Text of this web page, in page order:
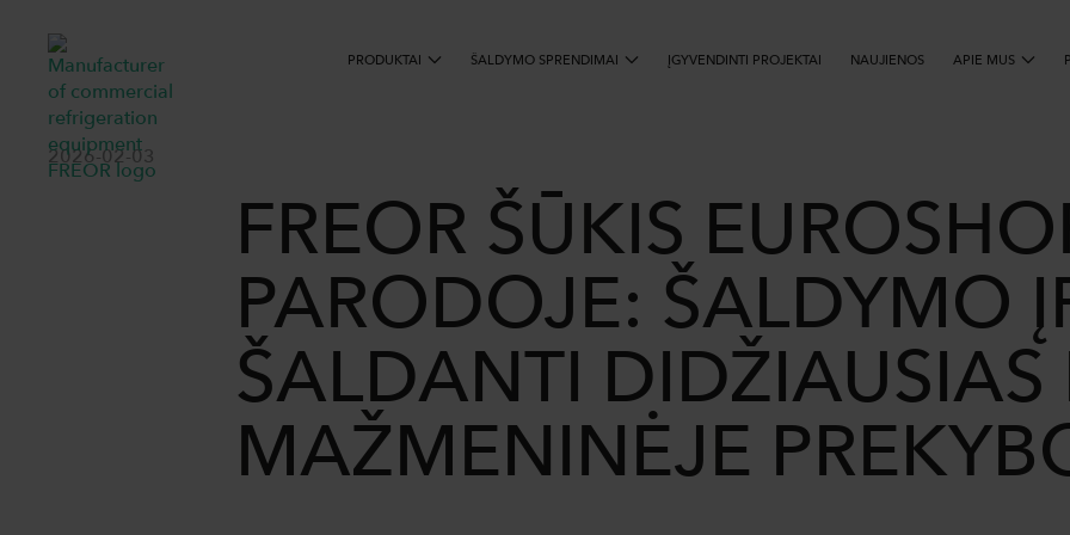
PRODUKTAI ŠALDYMO SPRENDIMAI ĮGYVENDINTI PROJEKTAI NAUJIENOS APIE MUS
IEŠKOTI
2026-02-03
FREOR ŠŪKIS
PARODOJE: ŠALDYMO
ŠALDANTI DIDŽIAUSIAS
MAŽMENINĖJE